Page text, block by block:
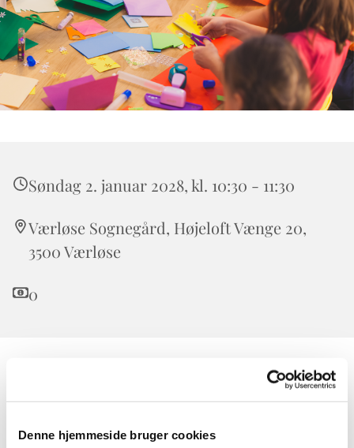
Denne hjemmeside bruger cookies
Søndag 2. januar 2028, kl. 10:30 - 11:30
Værløse Sognegård, Højeloft Vænge 20,
3500 Værløse
0
Børnekirken er for alle børn. Forældre, bedsteforældre,
onkler og tanter er også meget velkomne.
I Børnekirken taler vi om Bibelens historier i børnehøjde